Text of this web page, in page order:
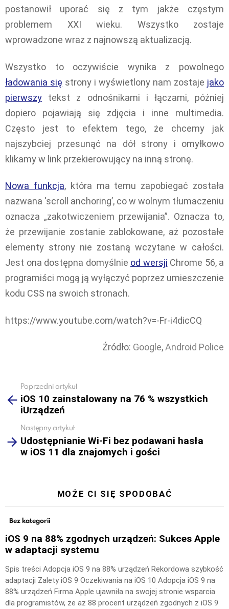
postanowił uporać się z tym jakże częstym
problemem XXI wieku. Wszystko zostaje
wprowadzone wraz z najnowszą aktualizacją.
Wszystko to oczywiście wynika z powolnego
ładowania się strony i wyświetlony nam zostaje jako
pierwszy tekst z odnośnikami i łączami, później
dopiero pojawiają się zdjęcia i inne multimedia.
Często jest to efektem tego, że chcemy jak
najszybciej przesunąć na dół strony i omyłkowo
klikamy w link przekierowujący na inną stronę.
Nowa funkcja, która ma temu zapobiegać została
nazwana 'scroll anchoring’, co w wolnym tłumaczeniu
oznacza „zakotwiczeniem przewijania”. Oznacza to,
że przewijanie zostanie zablokowane, aż pozostałe
elementy strony nie zostaną wczytane w całości.
Jest ona dostępna domyślnie od wersji Chrome 56, a
programiści mogą ją wyłączyć poprzez umieszczenie
kodu CSS na swoich stronach.
https://www.youtube.com/watch?v=-Fr-i4dicCQ
Źródło: Google,Android Police
more
Poprzedni artykuł
iOS 10 zainstalowany na 76 % wszystkich
iUrządzeń
Następny artykuł
Udostępnianie Wi-Fi bez podawani hasła
w iOS 11 dla znajomych i gości
MOŻE CI SIĘ SPODOBAĆ
Bez kategorii
iOS 9 na 88% zgodnych urządzeń: Sukces Apple
w adaptacji systemu
Spis treści Adopcja iOS 9 na 88% urządzeń Rekordowa szybkość
adaptacji Zalety iOS 9 Oczekiwania na iOS 10 Adopcja iOS 9 na
88% urządzeń Firma Apple ujawniła na swojej stronie wsparcia
dla programistów, że aż 88 procent urządzeń zgodnych z iOS 9